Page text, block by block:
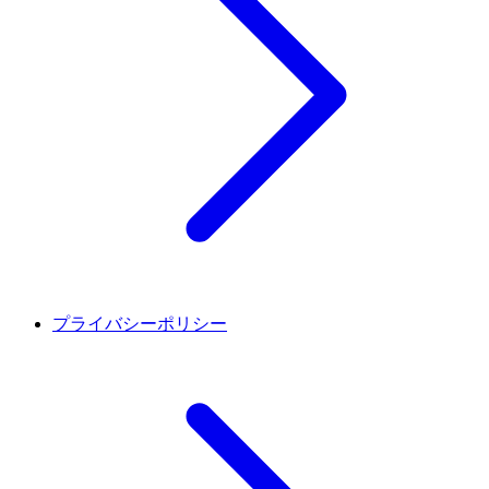
プライバシーポリシー